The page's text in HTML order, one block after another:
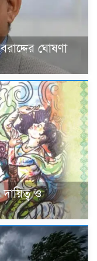
ঘোষণা
ও